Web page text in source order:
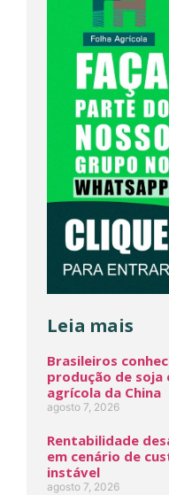
Leia mais
Brasileiros
produção de
agrícola da China
agosto 7, 2026
Rentabilidade
em cenário de
instável
agosto 7, 2026